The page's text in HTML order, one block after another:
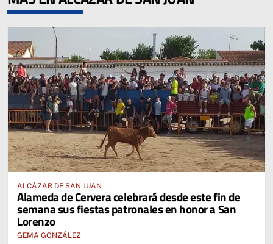
ALCÁZAR DE SAN JUAN
Alameda de Cervera celebrará desde este fin de
semana sus fiestas patronales en honor a San
Lorenzo
GEMA GONZÁLEZ